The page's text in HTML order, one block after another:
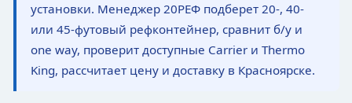
установки. Менеджер 20РЕФ подберет 20-, 40-
или 45-футовый рефконтейнер, сравнит б/у и
one way, проверит доступные Carrier и Thermo
King, рассчитает цену и доставку в Красноярске.